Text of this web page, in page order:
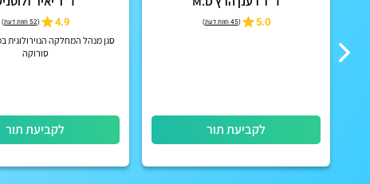
5.0
(45 חוות דעת )
לקביעת תור
4.9
(52 חוות דעת )
סגן מנהל המחלקה הנוירולוגית
סורוקה
לקביעת תור